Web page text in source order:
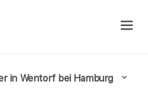
in Wentorf bei Hamburg